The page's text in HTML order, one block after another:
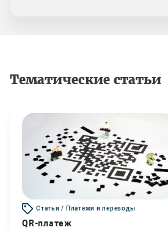
Тематические статьи
Статьи / Платежи и переводы
QR-платеж